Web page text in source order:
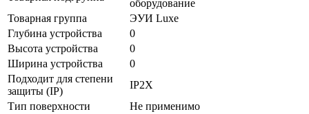
оборудование
Товарная группа
ЭУИ Luxe
Глубина устройства
0
Высота устройства
0
Ширина устройства
0
Подходит для степени
защиты (IP)
IP2X
Тип поверхности
Не применимо